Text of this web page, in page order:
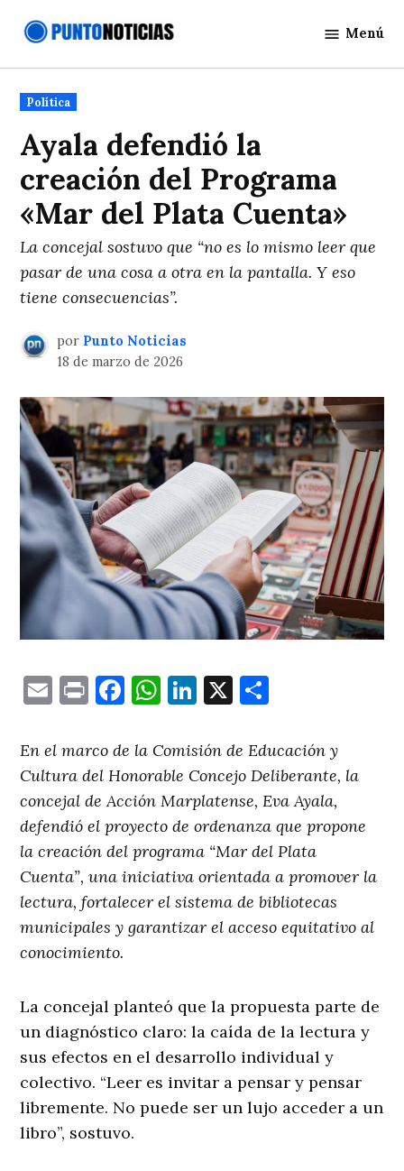
Noticias
Menú
Publicado
en
Política
Ayala defendió la
creación del Programa
«Mar del Plata Cuenta»
La concejal sostuvo que “no es lo mismo leer que
pasar de una cosa a otra en la pantalla. Y eso
tiene consecuencias”.
por Punto Noticias
18 de marzo de 2026
EmailPrintFacebook
WhatsApp
LinkedIn
X
En el marco de la Comisión de Educación y
Cultura del Honorable Concejo Deliberante, la
concejal de Acción Marplatense, Eva Ayala,
defendió el proyecto de ordenanza que propone
la creación del programa “Mar del Plata
Cuenta”, una iniciativa orientada a promover la
lectura, fortalecer el sistema de bibliotecas
municipales y garantizar el acceso equitativo al
conocimiento.
La concejal planteó que la propuesta parte de
un diagnóstico claro: la caída de la lectura y
sus efectos en el desarrollo individual y
colectivo. “Leer es invitar a pensar y pensar
libremente. No puede ser un lujo acceder a un
libro”, sostuvo.